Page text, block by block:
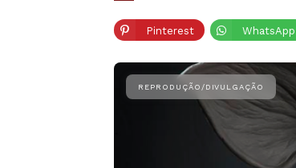
Pinterest WhatsApp